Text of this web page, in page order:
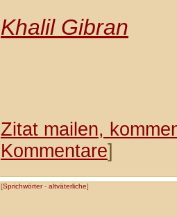
Khalil Gibran
Zitat mailen,
Kommentare]
[Sprichwörter- altväterliche]